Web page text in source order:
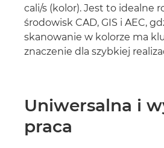
cali/s (kolor). Jest to idealne
środowisk CAD, GIS i AEC,
skanowanie w kolorze ma
znaczenie dla szybkiej
Uniwersalna i
praca